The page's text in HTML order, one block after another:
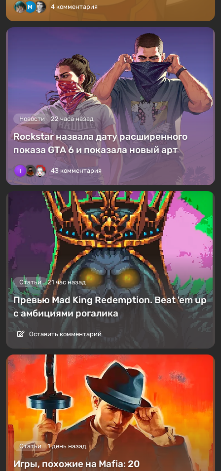
4 комментария
Новости 22 часа назад
Rockstar назвала дату расширенного
показа GTA 6 и показала новый арт
43 комментария
Статьи 21 час назад
Превью Mad King Redemption. Beat 'em up
с амбициями рогалика
Оставить комментарий
Статьи 1 день назад
Игры, похожие на Mafia: 20